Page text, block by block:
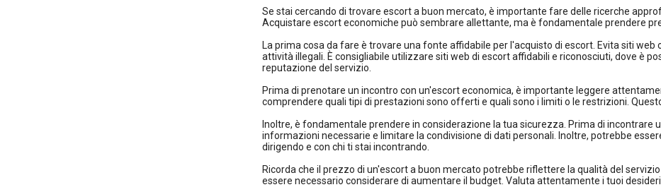
Se stai cercando di trovare escort a buon mercato, è importante fare delle ricerche
Acquistare escort economiche può sembrare allettante, ma è fondamentale prendere
La prima cosa da fare è trovare una fonte affidabile per l'acquisto di escort. Evita siti
attività illegali. È consigliabile utilizzare siti web di escort affidabili e riconosciuti, dove è
reputazione del servizio.
Prima di prenotare un incontro con un'escort economica, è importante leggere
comprendere quali tipi di prestazioni sono offerti e quali sono i limiti o le restrizioni.
Inoltre, è fondamentale prendere in considerazione la tua sicurezza. Prima di incontrare
informazioni necessarie e limitare la condivisione di dati personali. Inoltre, potrebbe
dirigendo e con chi ti stai incontrando.
Ricorda che il prezzo di un'escort a buon mercato potrebbe riflettere la qualità del
essere necessario considerare di aumentare il budget. Valuta attentamente i tuoi